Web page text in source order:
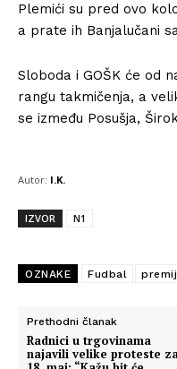
Plemići su pred ovo
a prate ih Banjalučani
Sloboda i GOŠK će od
rangu takmičenja, a
se između Posušja,
Autor: I.K.
IZVOR N1
OZNAKE Fudbal
Prethodni članak
Radnici u trgovinama
najavili velike proteste